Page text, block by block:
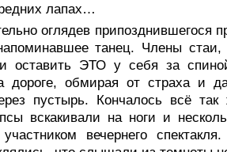
лапах…
оглядев припозднившегося
танец. Члены
оставить ЭТО у себя за
дороге, обмирая от страха и
пустырь. Кончалось всё
вскакивали на ноги и
вечернего